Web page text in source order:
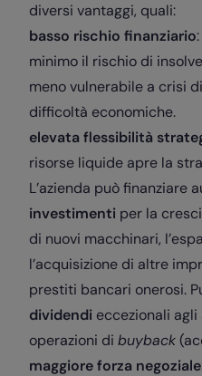
diversi vantaggi, quali:
basso rischio finanziario
minimo il rischio di
meno vulnerabile a crisi
difficoltà economiche.
elevata flessibilità
risorse liquide apre la
L’azienda può finanziare
investimenti per la
di nuovi macchinari,
l’acquisizione di altre
prestiti bancari onerosi.
dividendi eccezionali
operazioni di buyback
maggiore forza negoziale